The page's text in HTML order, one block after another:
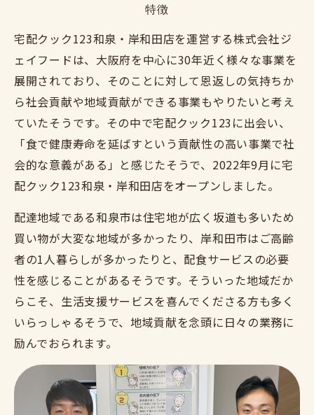
特徴
宅配クック123和泉・岸和田店を運営する株式会社ジ
ェイフードは、大阪府を中心に30年近く様々な事業を
展開されており、そのことに対して恩返しの気持ちか
ら社会貢献や地域貢献ができる事業もやりたいと考え
ていたそうです。その中で宅配クック123に出会い、
「食で健康寿命を延ばすという貢献性の高い事業で社
会的な意義がある」と感じたそうで、2022年9月に宅
配クック123和泉・岸和田店をオープンしました。
配達地域である和泉市は住宅地が広く坂道も多いため
買い物が大変な地域が多かったり、岸和田市はご高齢
者の1人暮らしが多かったりと、配食サービスの必要
性を感じることがあるそうです。そういった地域だか
らこそ、生活支援サービスを喜んでくださる方も多く
いらっしゃるそうで、地域貢献を念頭に日々の業務に
励んでおられます。